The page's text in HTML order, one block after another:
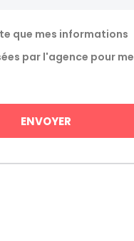
que mes informations
par l'agence pour me
ENVOYER